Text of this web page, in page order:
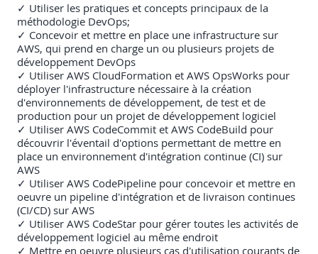
✓ Utiliser les pratiques et concepts principaux de la
méthodologie DevOps;
✓ Concevoir et mettre en place une infrastructure sur
AWS, qui prend en charge un ou plusieurs projets de
développement DevOps
✓ Utiliser AWS CloudFormation et AWS OpsWorks pour
déployer l'infrastructure nécessaire à la création
d'environnements de développement, de test et de
production pour un projet de développement logiciel
✓ Utiliser AWS CodeCommit et AWS CodeBuild pour
découvrir l'éventail d'options permettant de mettre en
place un environnement d'intégration continue (CI) sur
AWS
✓ Utiliser AWS CodePipeline pour concevoir et mettre en
oeuvre un pipeline d'intégration et de livraison continues
(CI/CD) sur AWS
✓ Utiliser AWS CodeStar pour gérer toutes les activités de
développement logiciel au même endroit
✓ Mettre en oeuvre plusieurs cas d'utilisation courants de